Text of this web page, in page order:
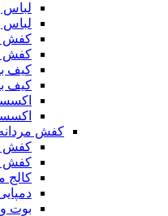
لباس
لباس
کفش
کفش
کیف
کیف
کفش
کفش
کفش
کالج
بوت و